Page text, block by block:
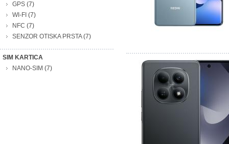
GPS (7)
WI-FI (7)
NFC (7)
SENZOR OTISKA PRSTA(7)
SIM KARTICA
NANO-SIM (7)